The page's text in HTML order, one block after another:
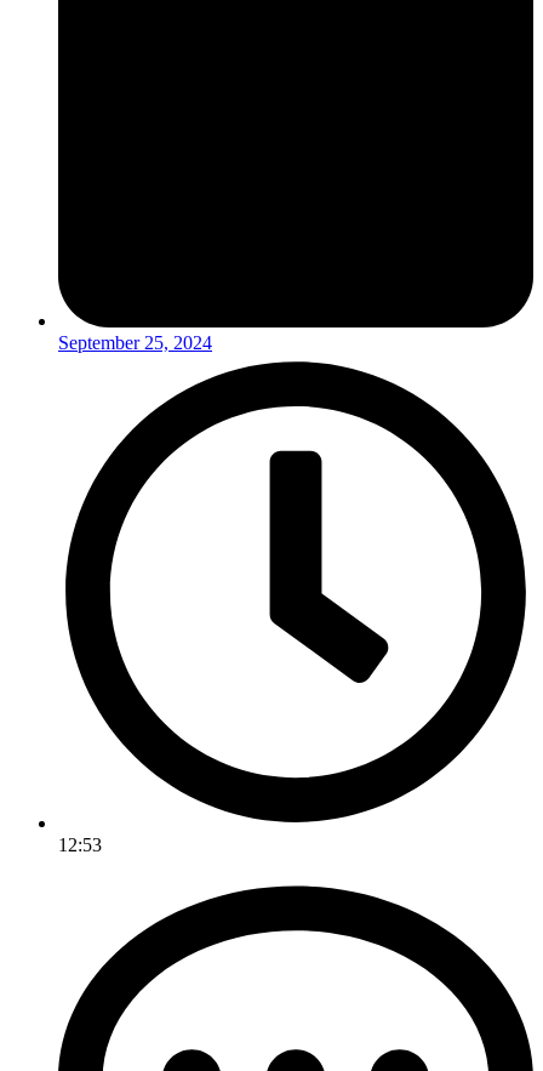
September 25, 2024
12:53